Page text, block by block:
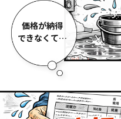
価格が納得
できなくて…